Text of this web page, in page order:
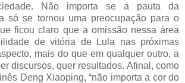
Não importa se a pauta da
só se tornou uma preocupação para o
ficou claro que a omissão nessa área
de vitória de Lula nas próximas
mais do que em qualquer outro, a
discursos, quer resultados. Afinal, como
Deng Xiaoping, “não importa a cor do